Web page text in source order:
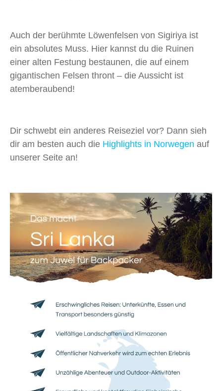
Auch der berühmte Löwenfelsen von Sigiriya ist
ein absolutes Muss. Hier kannst du die Ruinen
einer alten Festung bestaunen, die auf einem
gigantischen Felsen thront – die Aussicht ist
atemberaubend!
Dir schwebt ein anderes Reiseziel vor? Dann sieh
dir am besten auch die Highlights in Norwegen auf
unserer Seite an!